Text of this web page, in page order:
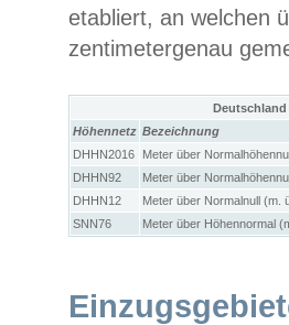
etabliert, an welchen
zentimetergenau
Höhennetz Bezeichnung
DHHN2016
Meter über
DHHN92
Meter über
DHHN12
Meter über Normalnull (m.
SNN76
Meter über Höhennormal